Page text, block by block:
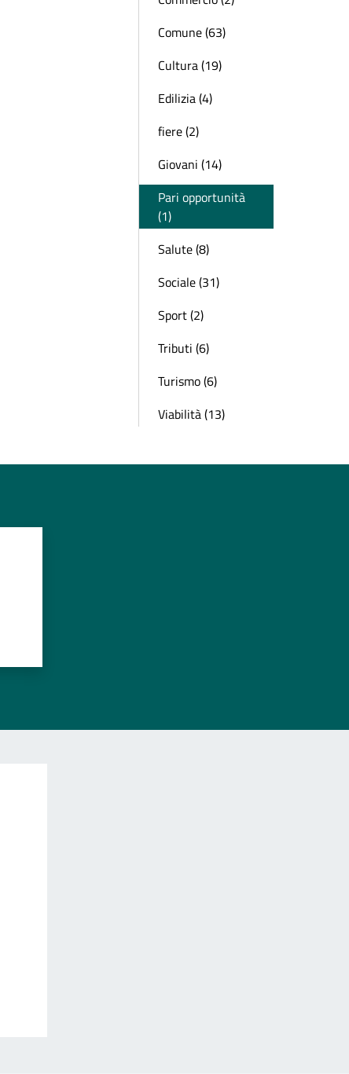
Comune (63)
Cultura (19)
Edilizia (4)
fiere (2)
Giovani (14)
Pari opportunità
(1)
Salute (8)
Sociale (31)
Sport (2)
Tributi (6)
Turismo (6)
Viabilità (13)